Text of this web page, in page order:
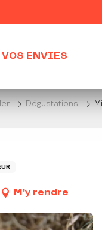
VOS ENVIES
Dégustations
M'y rendre